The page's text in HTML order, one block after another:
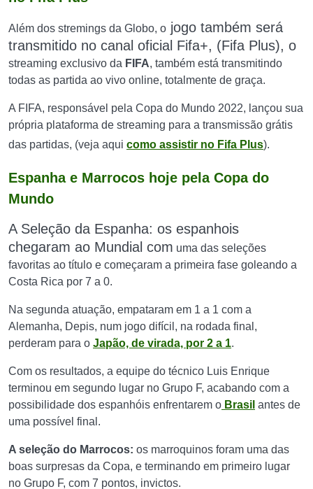
Além dos stremings da Globo, o jogo também será
transmitido no canal oficial Fifa+, (Fifa Plus), o
streaming exclusivo da FIFA, também está transmitindo
todas as partida ao vivo online, totalmente de graça.
A FIFA, responsável pela Copa do Mundo 2022, lançou sua
própria plataforma de streaming para a transmissão grátis
das partidas, (veja aqui como assistir no Fifa Plus).
Espanha e Marrocos hoje pela Copa do
Mundo
A Seleção da Espanha: os espanhois
chegaram ao Mundial com uma das seleções
favoritas ao título e começaram a primeira fase goleando a
Costa Rica por 7 a 0.
Na segunda atuação, empataram em 1 a 1 com a
Alemanha, Depis, num jogo difícil, na rodada final,
perderam para o Japão, de virada, por 2 a 1.
Com os resultados, a equipe do técnico Luis Enrique
terminou em segundo lugar no Grupo F, acabando com a
possibilidade dos espanhóis enfrentarem o Brasil antes de
uma possível final.
A seleção do Marrocos: os marroquinos foram uma das
boas surpresas da Copa, e terminando em primeiro lugar
no Grupo F, com 7 pontos, invictos.